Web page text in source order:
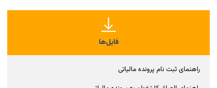
فایل‌ها
راهنمای ثبت نام پرونده مالیاتی